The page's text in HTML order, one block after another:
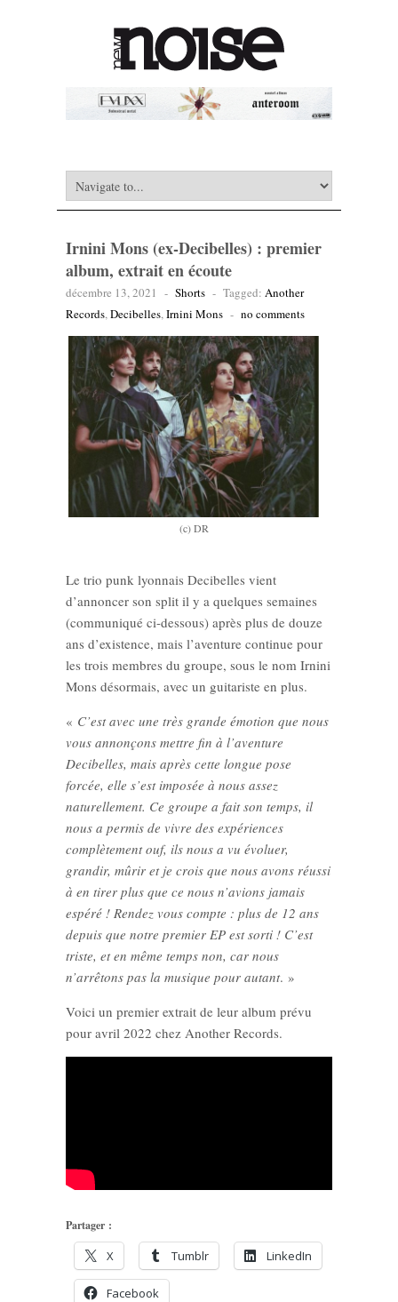
Irnini Mons (ex-Decibelles) : premier
album, extrait en écoute
décembre 13, 2021 - Shorts - Tagged: Another
Records,Decibelles,Irnini Mons - no comments
(c) DR
Le trio punk lyonnais Decibelles vient
d’annoncer son split il y a quelques semaines
(communiqué ci-dessous) après plus de douze
ans d’existence, mais l’aventure continue pour
les trois membres du groupe, sous le nom Irnini
Mons désormais, avec un guitariste en plus.
« C’est avec une très grande émotion que nous
vous annonçons mettre fin à l’aventure
Decibelles, mais après cette longue pose
forcée, elle s’est imposée à nous assez
naturellement. Ce groupe a fait son temps, il
nous a permis de vivre des expériences
complètement ouf, ils nous a vu évoluer,
grandir, mûrir et je crois que nous avons réussi
à en tirer plus que ce nous n’avions jamais
espéré ! Rendez vous compte : plus de 12 ans
depuis que notre premier EP est sorti ! C’est
triste, et en même temps non, car nous
n’arrêtons pas la musique pour autant. »
Voici un premier extrait de leur album prévu
pour avril 2022 chez Another Records.
Partager :
X Tumblr LinkedIn
Facebook